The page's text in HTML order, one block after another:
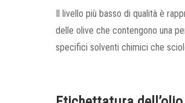
Il livello più basso di qualità è
delle olive che contengono una
specifici solventi chimici che